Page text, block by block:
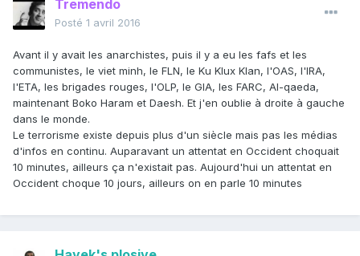
Tremendo
Posté 1 avril 2016
Avant il y avait les anarchistes, puis il y a eu les fafs et les
communistes, le viet minh, le FLN, le Ku Klux Klan, l'OAS, l'IRA,
l'ETA, les brigades rouges, l'OLP, le GIA, les FARC, Al-qaeda,
maintenant Boko Haram et Daesh. Et j'en oublie à droite à gauche
dans le monde.
Le terrorisme existe depuis plus d'un siècle mais pas les médias
d'infos en continu. Auparavant un attentat en Occident choquait
10 minutes, ailleurs ça n'existait pas. Aujourd'hui un attentat en
Occident choque 10 jours, ailleurs on en parle 10 minutes